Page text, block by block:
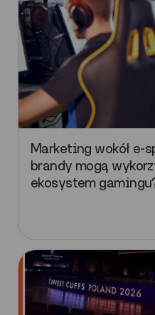
Marketing wokół e-
brandy mogą
ekosystem